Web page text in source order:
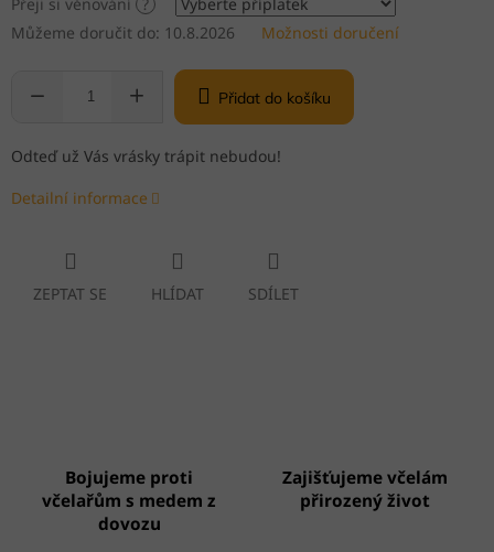
Můžeme doručit do: 10.8.2026 Možnosti doručení
Přidat do košíku
Odteď už Vás vrásky trápit nebudou!
Detailní informace
ZEPTAT SE HLÍDAT SDÍLET
Bojujeme proti
včelařům s medem z
dovozu
Zajišťujeme včelám
přirozený život